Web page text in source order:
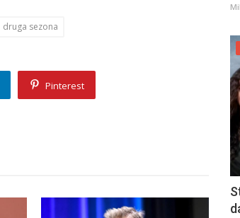
druga sezona
Pinterest